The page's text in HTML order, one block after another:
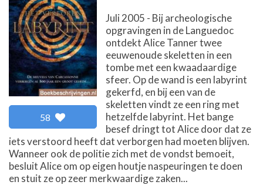
58
Juli 2005 - Bij archeologische
opgravingen in de Languedoc
ontdekt Alice Tanner twee
eeuwenoude skeletten in een
tombe met een kwaadaardige
sfeer. Op de wand is een labyrint
gekerfd, en bij een van de
skeletten vindt ze een ring met
hetzelfde labyrint. Het bange
besef dringt tot Alice door dat ze
iets verstoord heeft dat verborgen had moeten blijven.
Wanneer ook de politie zich met de vondst bemoeit,
besluit Alice om op eigen houtje naspeuringen te doen
en stuit ze op zeer merkwaardige zaken...